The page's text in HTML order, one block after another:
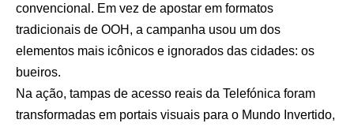
convencional. Em vez de apostar em formatos
tradicionais de OOH, a campanha usou um dos
elementos mais icônicos e ignorados das cidades: os
bueiros.
Na ação, tampas de acesso reais da Telefónica foram
transformadas em portais visuais para o Mundo Invertido,